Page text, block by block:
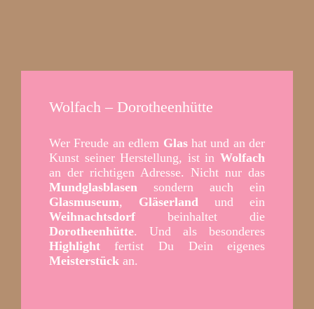
Wolfach – Dorotheenhütte
Wer Freude an edlem Glashat und an der
Kunst seiner Herstellung, ist inWolfach
an der richtigen Adresse. Nicht nur das
Mundglasblasen sondern auch ein
Glasmuseum, Gläserland und ein
Weihnachtsdorfbeinhaltet die
Dorotheenhütte. Und als besonderes
Highlightfertist Du Dein eigenes
Meisterstück an.